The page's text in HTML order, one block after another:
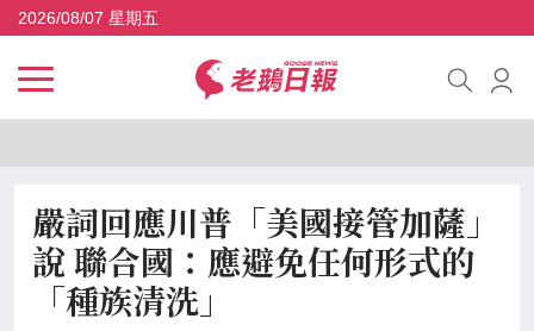
2026/08/07 星期五
嚴詞回應川普「美國接管加薩」
說 聯合國：應避免任何形式的
「種族清洗」